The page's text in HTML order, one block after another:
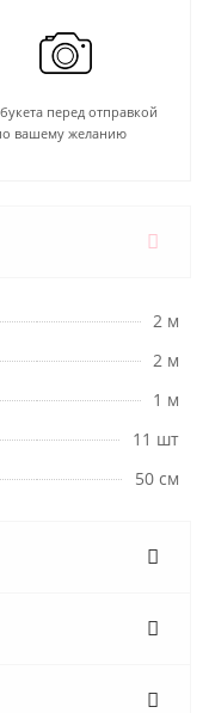
перед отправкой
вашему желанию
2 м
2 м
1 м
11 шт
50 см